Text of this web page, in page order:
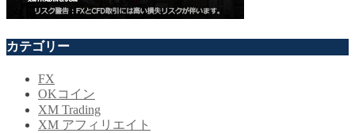
カテゴリー
FX
OKコイン
XM Trading
XM アフィリエイト